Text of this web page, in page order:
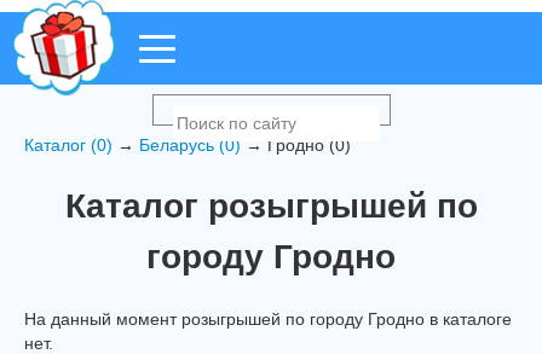
Каталог (0) → Беларусь (0) → Гродно (0)
Каталог розыгрышей по
городу Гродно
На данный момент розыгрышей по городу Гродно в каталоге
нет.